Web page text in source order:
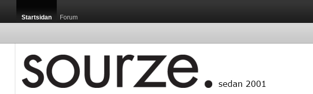
Startsidan Forum